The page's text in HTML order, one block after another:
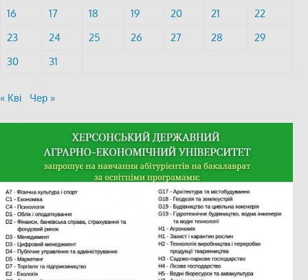
16
17 18 19 20 21
22
23
24 25 26 27 28
29
30
31
« Кві Чер »